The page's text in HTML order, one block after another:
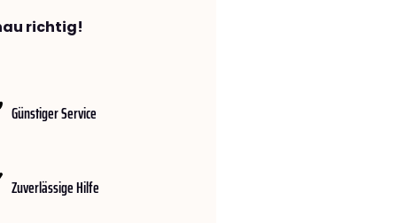
richtig!
Günstiger Service
Zuverlässige Hilfe